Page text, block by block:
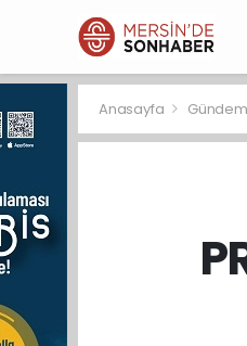
Anasayfa Gündem